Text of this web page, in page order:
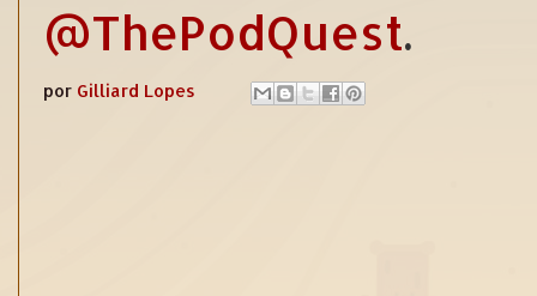
@ThePodQuest.
por Gilliard Lopes